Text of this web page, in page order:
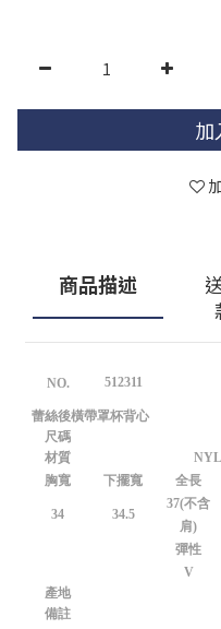
加
商品描述
NO. 512311
蕾絲後橫帶罩杯背心
尺碼
材質
胸寬
下擺寬 全長
34 34.5
37(不含
肩)
彈性
V
產地
備註